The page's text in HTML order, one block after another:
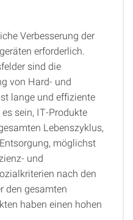
Verbesserung der
erforderlich.
sind die
von Hard- und
lange und effiziente
sein, IT-Produkte
Lebenszyklus,
möglichst
und
nach den
den gesamten
haben einen hohen